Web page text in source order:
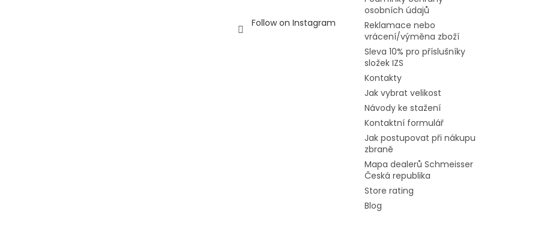
Follow on Instagram
osobních údajů
Reklamace nebo
vrácení/výměna zboží
Sleva 10% pro příslušníky
složek IZS
Kontakty
Jak vybrat velikost
Návody ke stažení
Kontaktní formulář
Jak postupovat při nákupu
zbraně
Mapa dealerů Schmeisser
Česká republika
Store rating
Blog